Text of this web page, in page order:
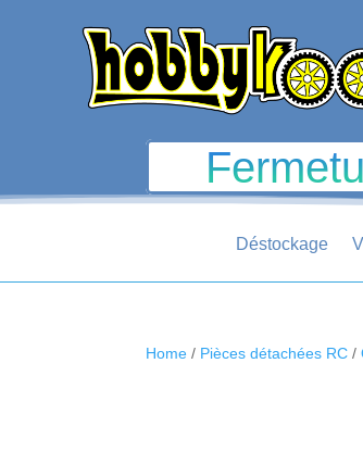
Déstockage
Home / Pièces détachées RC /